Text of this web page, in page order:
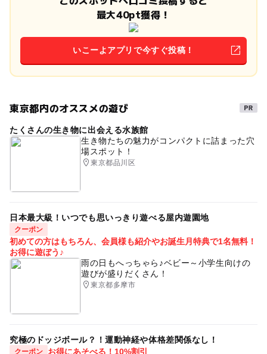
最大40pt獲得！
いこーよアプリで今すぐ投稿！
東京都内のオススメの遊び
たくさんの生き物に出会える水族館
生き物たちの魅力がコンパクトに詰まった穴
場スポット！
東京都品川区
日本最大級！いつでも思いっきり遊べる屋内遊園地
クーポン
初めての方はもちろん、会員様も紹介やお誕生月特典で1名無料！
お得に遊ぼう♪
雨の日もへっちゃら♪ベビー～小学生向けの
遊びが盛りだくさん！
東京都多摩市
究極のドッジボール？！運動神経や体格差関係なし！
クーポン
お得にあそべる！10%割引